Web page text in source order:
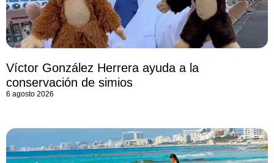
Víctor González Herrera ayuda a la
conservación de simios
6 agosto 2026